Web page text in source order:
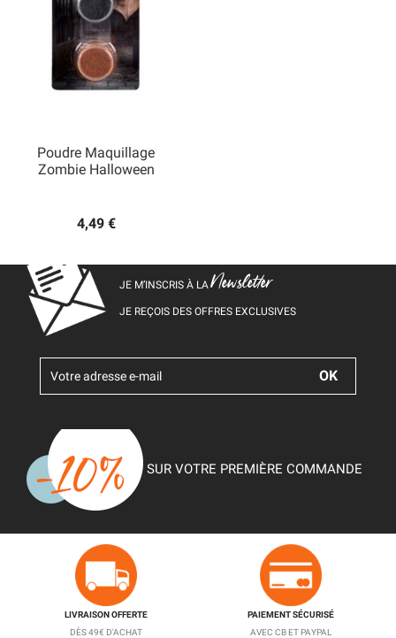
Poudre Maquillage
Zombie Halloween
4,49 €
JE M’INSCRIS À LANewsletter
JE REÇOIS DES OFFRES EXCLUSIVES
SUR VOTRE PREMIÈRE COMMANDE
LIVRAISON OFFERTE
DÈS 49€ D'ACHAT
PAIEMENT SÉCURISÉ
AVEC CB ET PAYPAL